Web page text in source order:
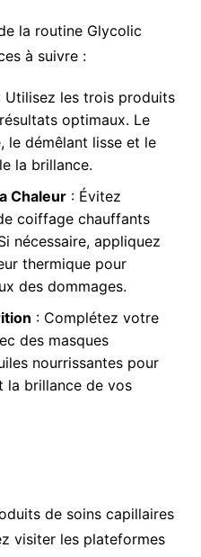
la routine Glycolic
à suivre :
Utilisez les trois produits
optimaux. Le
le démêlant lisse et le
la brillance.
Chaleur: Évitez
coiffage chauffants
nécessaire, appliquez
thermique pour
des dommages.
: Complétez votre
des masques
nourrissantes pour
la brillance de vos
de soins capillaires
visiter les plateformes